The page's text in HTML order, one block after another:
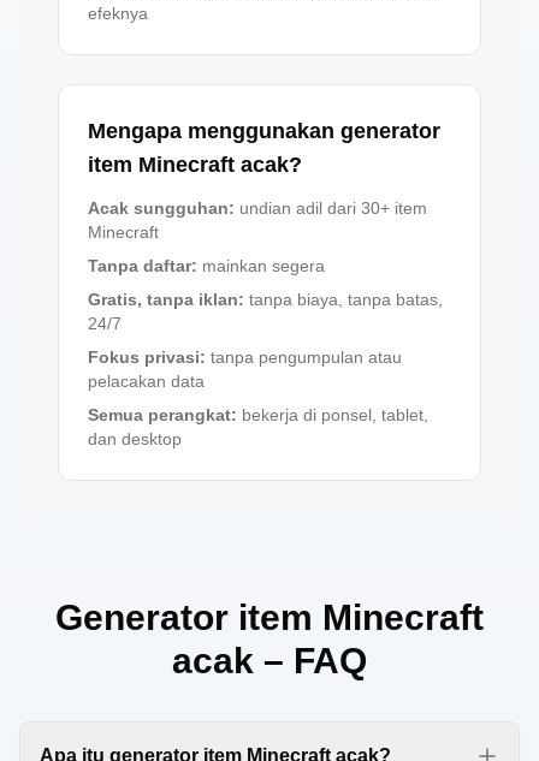
efeknya
Mengapa menggunakan generator
item Minecraft acak?
Acak sungguhan: undian adil dari 30+ item
Minecraft
Tanpa daftar: mainkan segera
Gratis, tanpa iklan: tanpa biaya, tanpa batas,
24/7
Fokus privasi: tanpa pengumpulan atau
pelacakan data
Semua perangkat: bekerja di ponsel, tablet,
dan desktop
Generator item Minecraft
acak – FAQ
Apa itu generator item Minecraft acak?